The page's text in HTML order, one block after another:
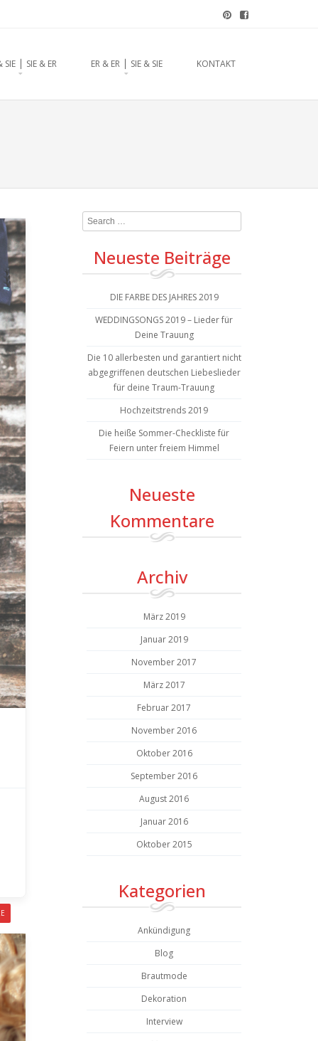
aus
SIE ⎪ SIE & ER ER & ER ⎪ SIE & SIE KONTAKT
Search
Neueste Beiträge
DIE FARBE DES JAHRES 2019
WEDDINGSONGS 2019 – Lieder für
Deine Trauung
Die 10 allerbesten und garantiert nicht
abgegriffenen deutschen Liebeslieder
für deine Traum-Trauung
Hochzeitstrends 2019
Die heiße Sommer-Checkliste für
Feiern unter freiem Himmel
Neueste
Kommentare
Archiv
März 2019
Januar 2019
November 2017
März 2017
Februar 2017
November 2016
Oktober 2016
September 2016
August 2016
Januar 2016
Oktober 2015
Kategorien
Ankündigung
Blog
Brautmode
Dekoration
Interview